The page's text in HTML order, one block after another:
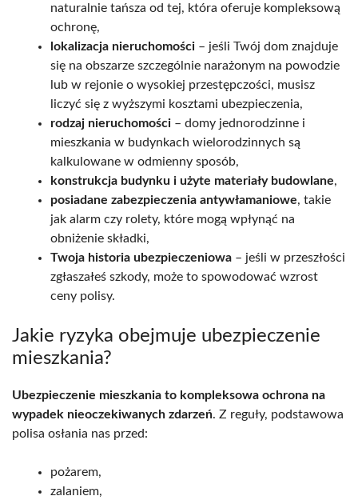
naturalnie tańsza od tej, która oferuje kompleksową
ochronę,
lokalizacja nieruchomości – jeśli Twój dom znajduje
się na obszarze szczególnie narażonym na powodzie
lub w rejonie o wysokiej przestępczości, musisz
liczyć się z wyższymi kosztami ubezpieczenia,
rodzaj nieruchomości – domy jednorodzinne i
mieszkania w budynkach wielorodzinnych są
kalkulowane w odmienny sposób,
konstrukcja budynku i użyte materiały budowlane,
posiadane zabezpieczenia antywłamaniowe, takie
jak alarm czy rolety, które mogą wpłynąć na
obniżenie składki,
Twoja historia ubezpieczeniowa – jeśli w przeszłości
zgłaszałeś szkody, może to spowodować wzrost
ceny polisy.
Jakie ryzyka obejmuje ubezpieczenie
mieszkania?
Ubezpieczenie mieszkania to kompleksowa ochrona na
wypadek nieoczekiwanych zdarzeń. Z reguły, podstawowa
polisa osłania nas przed:
pożarem,
zalaniem,